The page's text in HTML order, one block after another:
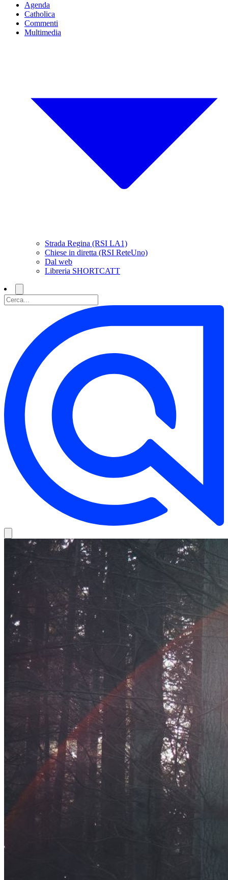
Agenda
Catholica
Commenti
Multimedia
Strada Regina (RSI LA1)
Chiese in diretta (RSI ReteUno)
Dal web
Libreria SHORTCATT